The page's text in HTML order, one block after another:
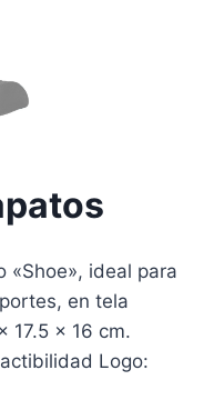
«Shoe», ideal para
en tela
17.5 x 16 cm.
Logo: